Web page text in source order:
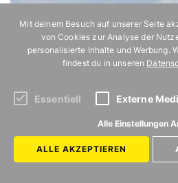
Mit deinem Besuch auf unserer Seite
von Cookies zur Analyse der
personalisierte Inhalte und Werbung.
findest du in unseren
Essentiell Externe
Alle Einstellungen
ALLE AKZEPTIEREN